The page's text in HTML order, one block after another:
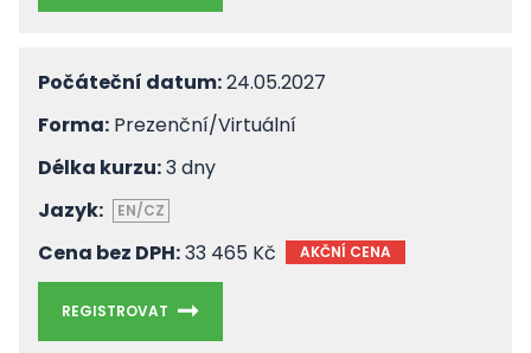
Počáteční datum:24.05.2027
Forma: Prezenční/Virtuální
Délka kurzu:3 dny
Jazyk:
EN/CZ
Cena bez DPH:33 465 Kč AKČNÍ CENA
REGISTROVAT